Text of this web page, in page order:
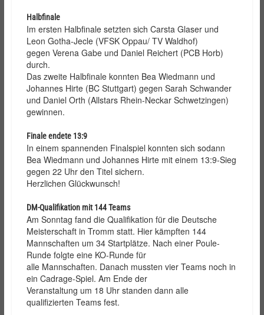
Halbfinale
Im ersten Halbfinale setzten sich Carsta Glaser und
Leon Gotha-Jecle (VFSK Oppau/ TV Waldhof)
gegen Verena Gabe und Daniel Reichert (PCB Horb)
durch.
Das zweite Halbfinale konnten Bea Wiedmann und
Johannes Hirte (BC Stuttgart) gegen Sarah Schwander
und Daniel Orth (Allstars Rhein-Neckar Schwetzingen)
gewinnen.
Finale endete 13:9
In einem spannenden Finalspiel konnten sich sodann
Bea Wiedmann und Johannes Hirte mit einem 13:9-Sieg
gegen 22 Uhr den Titel sichern.
Herzlichen Glückwunsch!
DM-Qualifikation mit 144 Teams
Am Sonntag fand die Qualifikation für die Deutsche
Meisterschaft in Tromm statt. Hier kämpften 144
Mannschaften um 34 Startplätze. Nach einer Poule-
Runde folgte eine KO-Runde für
alle Mannschaften. Danach mussten vier Teams noch in
ein Cadrage-Spiel. Am Ende der
Veranstaltung um 18 Uhr standen dann alle
qualifizierten Teams fest.